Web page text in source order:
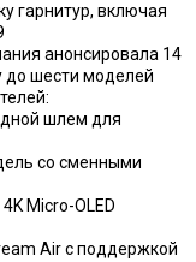
гарнитур, включая
анонсировала 14
до шести моделей
шлем для
со сменными
Micro-OLED
Air с поддержкой